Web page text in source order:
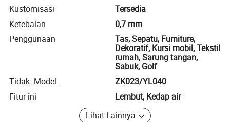
Kustomisasi
Tersedia
Ketebalan
0,7 mm
Penggunaan
Tas, Sepatu, Furniture,
Dekoratif, Kursi mobil, Tekstil
rumah, Sarung tangan,
Sabuk, Golf
Tidak. Model.
ZK023/YL040
Fitur ini
Lembut, Kedap air
Lihat Lainnya